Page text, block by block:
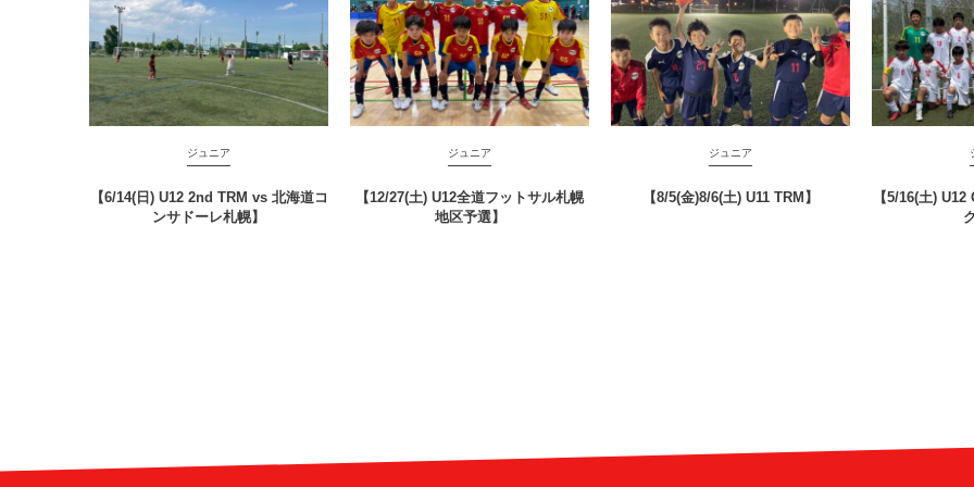
ジュニア
【6/14(日) U12 2nd TRM vs 北海道コ
ンサドーレ札幌】
ジュニア
【12/27(土) U12全道フットサル札幌
地区予選】
ジュニア
【8/5(金)8/6(土) U11 TRM】
【5/16(土)